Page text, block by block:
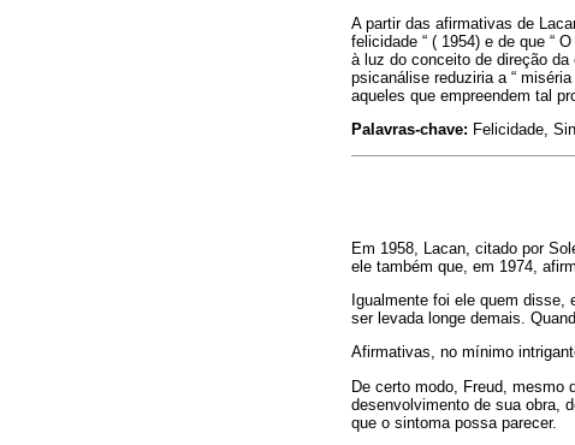
A partir das afirmativas de
felicidade “ ( 1954) e de que “
à luz do conceito de direção
psicanálise reduziria a “
aqueles que empreendem tal
Palavras-chave: Felicidade,
Em 1958, Lacan, citado por
ele também que, em 1974,
Igualmente foi ele quem disse,
ser levada longe demais.
Afirmativas, no mínimo
De certo modo, Freud, mesmo
desenvolvimento de sua obra,
que o sintoma possa parecer.